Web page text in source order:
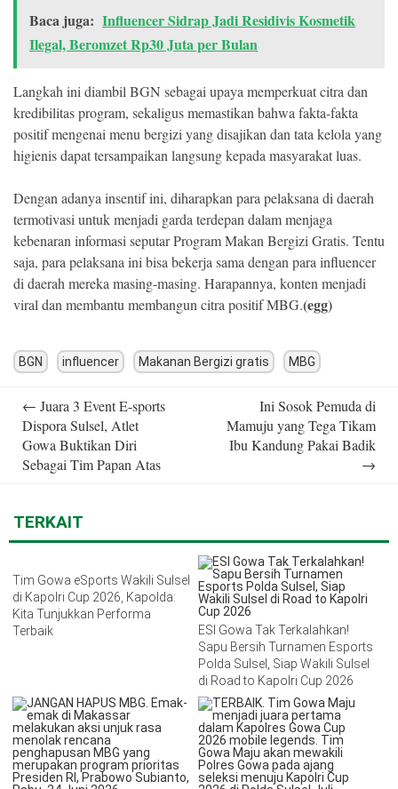
Baca juga: Influencer Sidrap Jadi Residivis Kosmetik
Ilegal, Beromzet Rp30 Juta per Bulan
Langkah ini diambil BGN sebagai upaya memperkuat citra dan
kredibilitas program, sekaligus memastikan bahwa fakta-fakta
positif mengenai menu bergizi yang disajikan dan tata kelola yang
higienis dapat tersampaikan langsung kepada masyarakat luas.
Dengan adanya insentif ini, diharapkan para pelaksana di daerah
termotivasi untuk menjadi garda terdepan dalam menjaga
kebenaran informasi seputar Program Makan Bergizi Gratis. Tentu
saja, para pelaksana ini bisa bekerja sama dengan para influencer
di daerah mereka masing-masing. Harapannya, konten menjadi
viral dan membantu membangun citra positif MBG.(egg)
BGN influencer Makanan Bergizi gratis MBG
navigation
← Juara 3 Event E-sports
Dispora Sulsel, Atlet
Gowa Buktikan Diri
Sebagai Tim Papan Atas
Ini Sosok Pemuda di
Mamuju yang Tega Tikam
Ibu Kandung Pakai Badik
→
TERKAIT
Tim Gowa eSports Wakili Sulsel
di Kapolri Cup 2026, Kapolda:
Kita Tunjukkan Performa
Terbaik
ESI Gowa Tak Terkalahkan!
Sapu Bersih Turnamen Esports
Polda Sulsel, Siap Wakili Sulsel
di Road to Kapolri Cup 2026